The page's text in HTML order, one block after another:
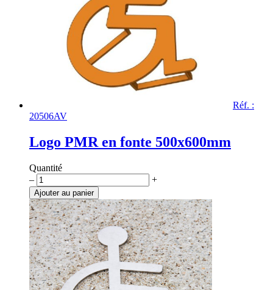
Réf. :
20506AV
Logo PMR en fonte 500x600mm
Quantité
quantité
de
Logo
PMR
en
fonte
500x600mm
– +
Ajouter au panier